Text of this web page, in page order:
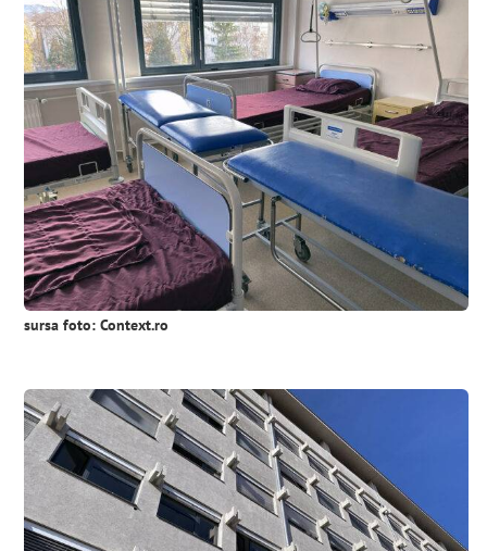
sursa foto: Context.ro